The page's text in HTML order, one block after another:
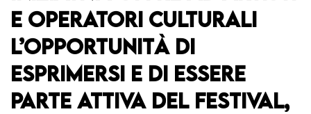
E OPERATORI CULTURALI
L’OPPORTUNITÀ DI
ESPRIMERSI E DI ESSERE
PARTE ATTIVA DEL FESTIVAL,